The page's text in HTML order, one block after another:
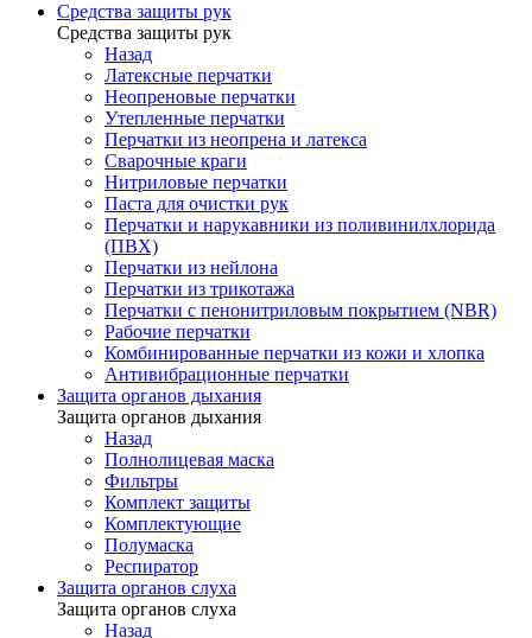
Средства защиты рук
Средства защиты рук
Назад
Латексные перчатки
Неопреновые перчатки
Утепленные перчатки
Перчатки из неопрена и латекса
Сварочные краги
Нитриловые перчатки
Паста для очистки рук
Перчатки и нарукавники из поливинилхлорида
(ПВХ)
Перчатки из нейлона
Перчатки из трикотажа
Перчатки с пенонитриловым покрытием (NBR)
Рабочие перчатки
Комбинированные перчатки из кожи и хлопка
Антивибрационные перчатки
Защита органов дыхания
Защита органов дыхания
Назад
Полнолицевая маска
Фильтры
Комплект защиты
Комплектующие
Полумаска
Респиратор
Защита органов слуха
Защита органов слуха
Назад